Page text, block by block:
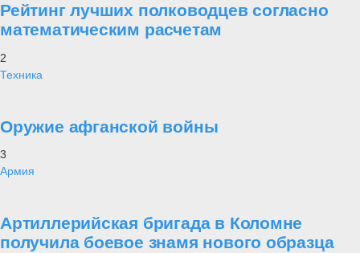
Рейтинг лучших полководцев согласно
математическим расчетам
2
Техника
Оружие афганской войны
3
Армия
Артиллерийская бригада в Коломне
получила боевое знамя нового образца